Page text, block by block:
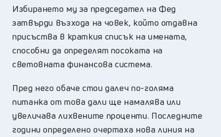
Избирането му за председател на Фед
затвърди възхода на човек, който отдавна
присъства в краткия списък на имената,
способни да определят посоката на
световната финансова система.
Пред него обаче стои далеч по-голяма
питанка от това дали ще намалява или
увеличава лихвените проценти. Последните
години определено очертаха нова линия на